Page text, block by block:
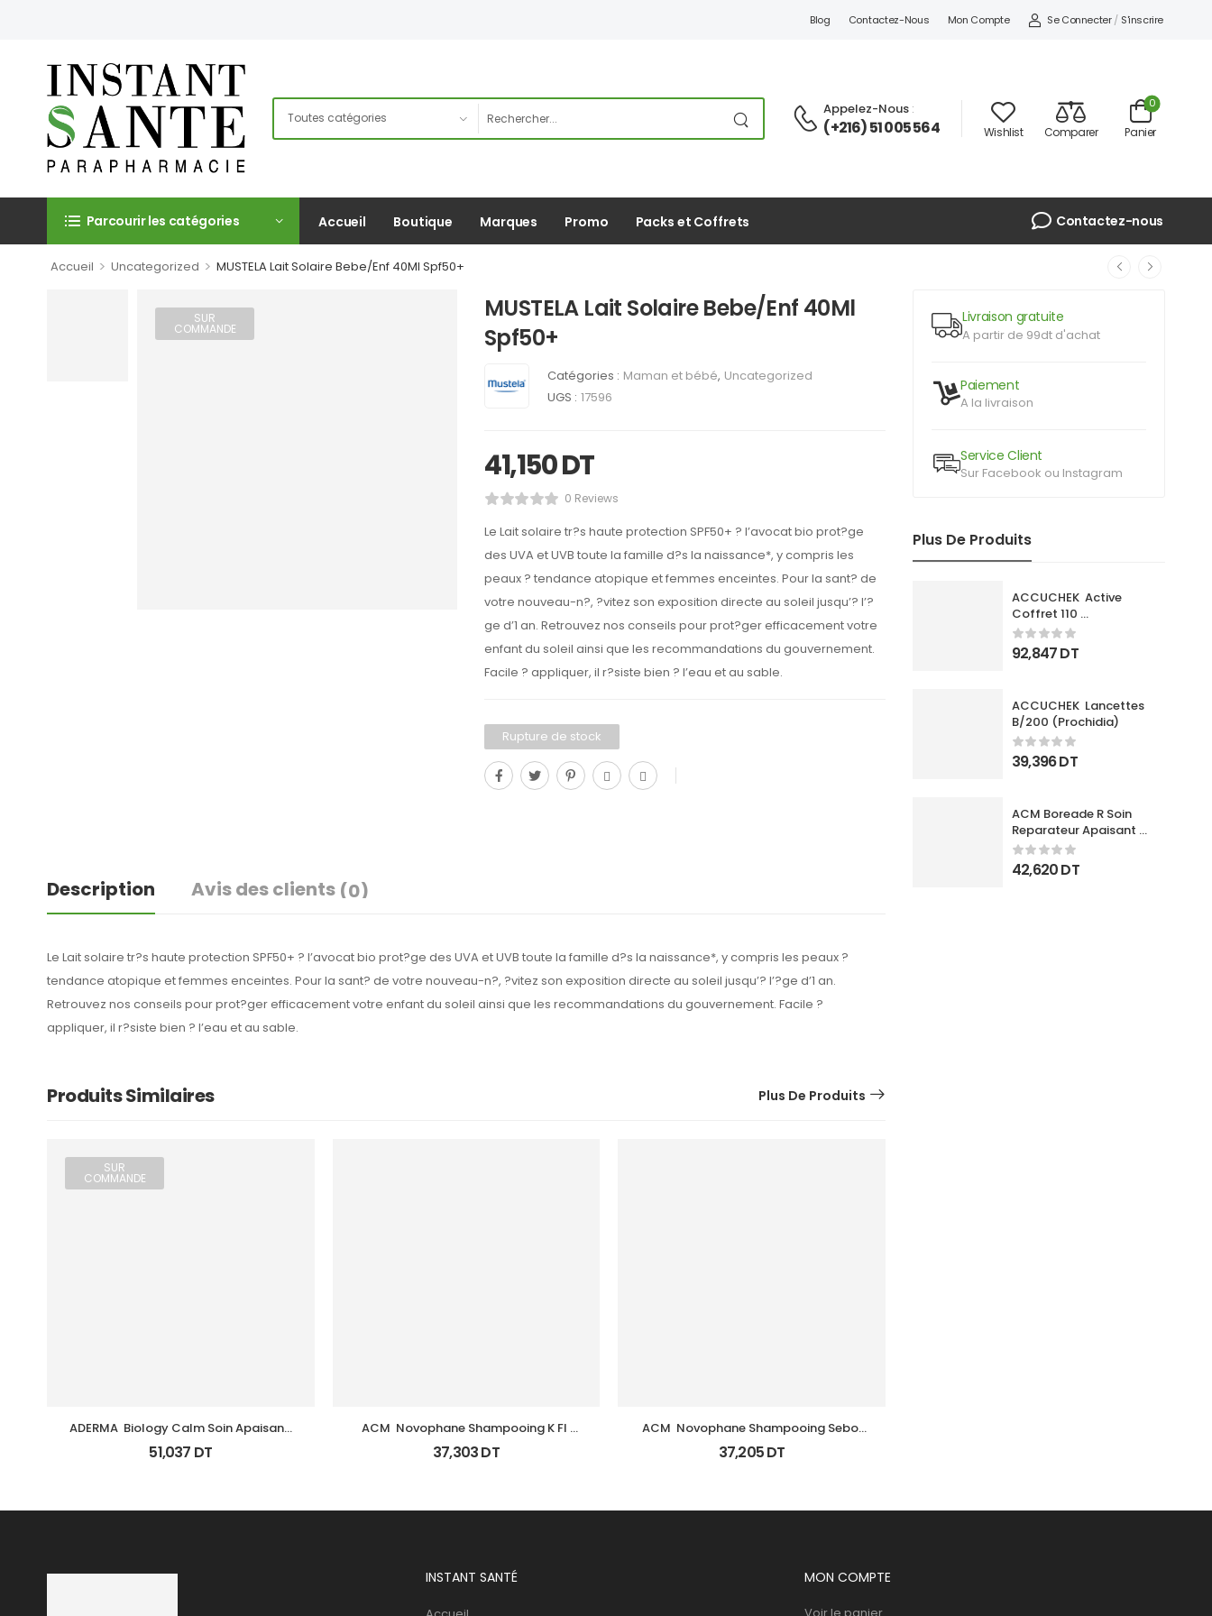
Blog Contactez-Nous Mon Compte Se Connecter / S'inscrire
Appelez-Nous :
(+216) 51 005 564 Wishlist Comparer Panier
0
Parcourir les catégories Accueil Boutique Marques Promo Packs et Coffrets Contactez-nous
Accueil > Uncategorized > MUSTELA Lait Solaire Bebe/Enf 40Ml Spf50+
Livraison gratuite
A partir de 99dt d'achat
Paiement
A la livraison
Service Client
Sur Facebook ou Instagram
Plus De Produits
ACCUCHEK  Active
Coffret 110
Bandlettes+Appareil
92,847DT
ACCUCHEK  Lancettes
B/200 (Prochidia)
39,396DT
ACM Boreade R Soin
Reparateur Apaisant
40Ml
42,620DT
SUR
COMMANDE
MUSTELA Lait Solaire Bebe/Enf 40Ml
Spf50+
Catégories : Maman et bébé, Uncategorized
UGS : 17596
41,150DT
0 Reviews
Le Lait solaire tr?s haute protection SPF50+ ? l’avocat bio prot?ge
des UVA et UVB toute la famille d?s la naissance*, y compris les
peaux ? tendance atopique et femmes enceintes. Pour la sant? de
votre nouveau-n?, ?vitez son exposition directe au soleil jusqu’? l’?
ge d’1 an. Retrouvez nos conseils pour prot?ger efficacement votre
enfant du soleil ainsi que les recommandations du gouvernement.
Facile ? appliquer, il r?siste bien ? l’eau et au sable.
Rupture de stock
Description Avis des clients (0)
Le Lait solaire tr?s haute protection SPF50+ ? l’avocat bio prot?ge des UVA et UVB toute la famille d?s la naissance*, y compris les peaux ?
tendance atopique et femmes enceintes. Pour la sant? de votre nouveau-n?, ?vitez son exposition directe au soleil jusqu’? l’?ge d’1 an.
Retrouvez nos conseils pour prot?ger efficacement votre enfant du soleil ainsi que les recommandations du gouvernement. Facile ?
appliquer, il r?siste bien ? l’eau et au sable.
Produits Similaires Plus De Produits
SUR
COMMANDE
ADERMA  Biology Calm Soin Apaisant
Tb 40 Ml
51,037 DT
ACM  Novophane Shampooing K Fl
125Ml
37,303DT
ACM  Novophane Shampooing Sebo
Regulateur 200Ml
37,205DT
INSTANT SANTÉ MON COMPTE
Voir le panier